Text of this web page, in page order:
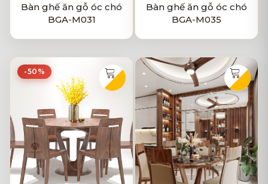
Bàn ghế ăn gỗ óc chó
BGA-M031
Bàn ghế ăn gỗ óc chó
BGA-M035
-50%